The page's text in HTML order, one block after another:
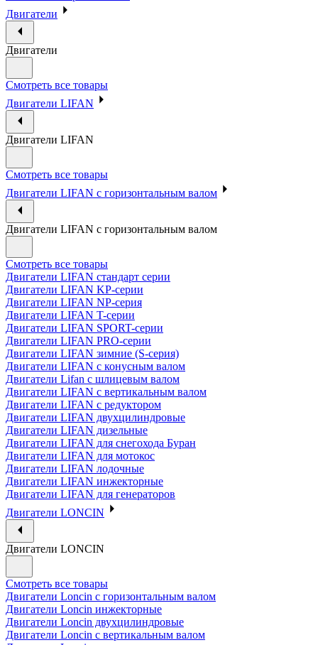
Двигатели
Двигатели
Смотреть все товары
Двигатели LIFAN
Двигатели LIFAN
Смотреть все товары
Двигатели LIFAN с горизонтальным валом
Двигатели LIFAN с горизонтальным валом
Смотреть все товары
Двигатели LIFAN стандарт серии
Двигатели LIFAN KP-серии
Двигатели LIFAN NP-серия
Двигатели LIFAN T-серии
Двигатели LIFAN SPORT-серии
Двигатели LIFAN PRO-серии
Двигатели LIFAN зимние (S-серия)
Двигатели LIFAN с конусным валом
Двигатели Lifan с шлицевым валом
Двигатели LIFAN с вертикальным валом
Двигатели LIFAN с редуктором
Двигатели LIFAN двухцилиндровые
Двигатели LIFAN дизельные
Двигатели LIFAN для снегохода Буран
Двигатели LIFAN для мотокос
Двигатели LIFAN лодочные
Двигатели LIFAN инжекторные
Двигатели LIFAN для генераторов
Двигатели LONCIN
Двигатели LONCIN
Смотреть все товары
Двигатели Loncin с горизонтальным валом
Двигатели Loncin инжекторные
Двигатели Loncin двухцилиндровые
Двигатели Loncin с вертикальным валом